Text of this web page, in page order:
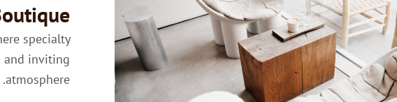
specialty
and inviting
atmosphere.